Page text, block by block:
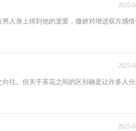
2025-
人身上得到他的宠爱，撒娇对增进双方感
2025-
往。但关于茶花之间的区别确是让许多人
2025-